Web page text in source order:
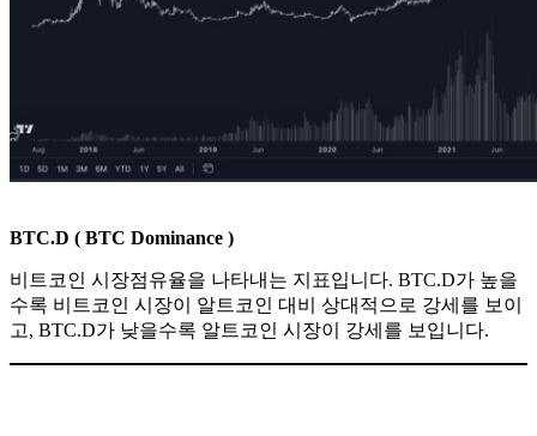
BTC.D ( BTC Dominance )
비트코인 시장점유율을 나타내는 지표입니다. BTC.D가 높을
수록 비트코인 시장이 알트코인 대비 상대적으로 강세를 보이
고, BTC.D가 낮을수록 알트코인 시장이 강세를 보입니다.